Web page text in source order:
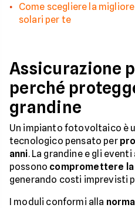
Come scegliere la
solari per te
Assicurazione
perché
grandine
Un impianto fotovoltaico è
tecnologico pensato per
anni. La grandine e gli
possono compromettere
generando costi imprevisti
I moduli conformi alla